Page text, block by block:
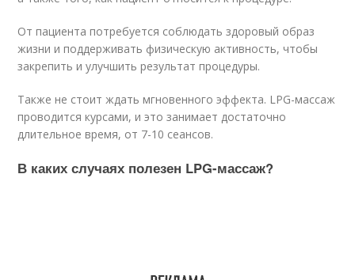
От пациента потребуется соблюдать здоровый образ
жизни и поддерживать физическую активность, чтобы
закрепить и улучшить результат процедуры.
Также не стоит ждать мгновенного эффекта. LPG-массаж
проводится курсами, и это занимает достаточно
длительное время, от 7-10 сеансов.
В каких случаях полезен LPG-массаж?